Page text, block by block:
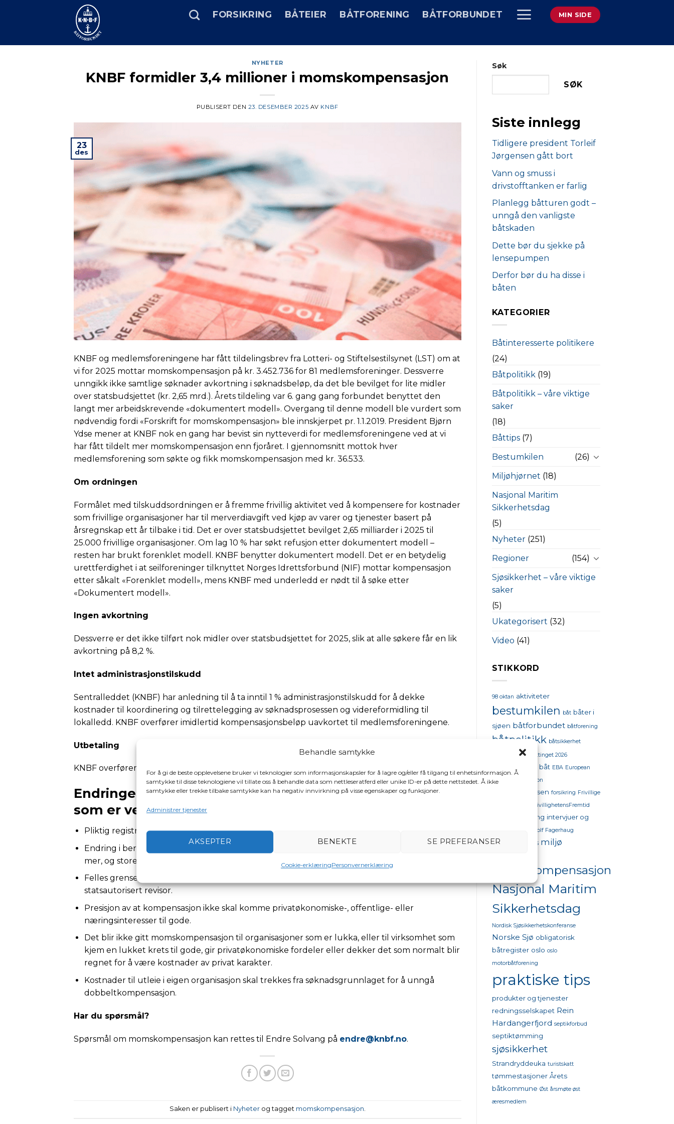
Behandle samtykke
For å gi de beste opplevelsene bruker vi teknologier som informasjonskapsler for å lagre og/eller få tilgang til enhetsinformasjon. Å
samtykke til disse teknologiene vil tillate oss å behandle data som nettleseratferd eller unike ID-er på dette nettstedet. Å ikke
samtykke eller trekke tilbake samtykke kan ha negativ innvirkning på visse egenskaper og funksjoner.
Administrer tjenester
AKSEPTER BENEKTE SE PREFERANSER
Cookie-erklæringPersonvernerklæring
FORSIKRING BÅTEIER BÅTFORENING BÅTFORBUNDET MIN SIDE
NYHETER
KNBF formidler 3,4 millioner i momskompensasjon
PUBLISERT DEN 23. DESEMBER 2025 AV KNBF
23
des
KNBF og medlemsforeningene har fått tildelingsbrev fra Lotteri- og Stiftelsestilsynet (LST) om at
vi for 2025 mottar momskompensasjon på kr. 3.452.736 for 81 medlemsforeninger. Dessverre
unngikk ikke samtlige søknader avkortning i søknadsbeløp, da det ble bevilget for lite midler
over statsbudsjettet (kr. 2,65 mrd.). Årets tildeling var 6. gang gang forbundet benyttet den
langt mer arbeidskrevende «dokumentert modell». Overgang til denne modell ble vurdert som
nødvendig fordi «Forskrift for momskompensasjon» ble innskjerpet pr. 1.1.2019. President Bjørn
Ydse mener at KNBF nok en gang har bevist sin nytteverdi for medlemsforeningene ved at vi
har fått tildelt mer momskompensasjon enn fjoråret. I gjennomsnitt mottok hver
medlemsforening som søkte og fikk momskompensasjon med kr. 36.533.
Om ordningen
Formålet med tilskuddsordningen er å fremme frivillig aktivitet ved å kompensere for kostnader
som frivillige organisasjoner har til merverdiavgift ved kjøp av varer og tjenester basert på
årsregnskap ett år tilbake i tid. Det er over statsbudsjettet bevilget 2,65 milliarder i 2025 til
25.000 frivillige organisasjoner. Om lag 10 % har søkt refusjon etter dokumentert modell –
resten har brukt forenklet modell. KNBF benytter dokumentert modell. Det er en betydelig
urettferdighet i at seilforeninger tilknyttet Norges Idrettsforbund (NIF) mottar kompensasjon
etter såkalt «Forenklet modell», mens KNBF med underledd er nødt til å søke etter
«Dokumentert modell».
Ingen avkortning
Dessverre er det ikke tilført nok midler over statsbudsjettet for 2025, slik at alle søkere får en lik
avkortning på 8,2 %.
Intet administrasjonstilskudd
Sentralleddet (KNBF) har anledning til å ta inntil 1 % administrasjonstilskudd for å dekke
kostnader til koordinering og tilrettelegging av søknadsprosessen og videreformidling til
lokalledd. KNBF overfører imidlertid kompensasjonsbeløp uavkortet til medlemsforeningene.
Utbetaling
KNBF overfører momskompensasjon til alle medlemsforeninger fortløpende fra 22.12.2025.
Endringer i forskrift for momskompensasjon av 1.1.2019
som er verdt å merke seg
Pliktig registrering i Frivilligregisteret for alle mottakere, også underledd.
Endring i beregningsmodell – betyr en omfordeling der små organisasjoner samla sett får litt
mer, og store organisasjoner samla sett får litt mindre.
Felles grense på 5 mill. kroner i driftskostnader for krav om revisjon av registrert eller
statsautorisert revisor.
Presisjon av at kompensasjon ikke skal komme privatøkonomiske-, offentlige- eller
næringsinteresser til gode.
Det blir ikke gitt momskompensasjon til organisasjoner som er lukka, eller til virksomhet som
kjem en lukket krets til gode, gir privatøkonomiske fordeler eller dekker det som normalt blir
regnet for å være kostnader av privat karakter.
Kostnader til utleie i eigen organisasjon skal trekkes fra søknadsgrunnlaget for å unngå
dobbeltkompensasjon.
Har du spørsmål?
Spørsmål om momskompensasjon kan rettes til Endre Solvang på endre@knbf.no.
Saken er publisert i Nyheterog tagget momskompensasjon
Søk
SØK
Siste innlegg
Tidligere president Torleif
Jørgensen gått bort
Vann og smuss i
drivstofftanken er farlig
Planlegg båtturen godt –
unngå den vanligste
båtskaden
Dette bør du sjekke på
lensepumpen
Derfor bør du ha disse i
båten
KATEGORIER
Båtinteresserte politikere
(24)
Båtpolitikk(19)
Båtpolitikk – våre viktige
saker
(18)
Båttips(7)
Bestumkilen
(26)
Miljøhjørnet (18)
Nasjonal Maritim
Sikkerhetsdag
(5)
Nyheter(251)
Regioner
(154)
Sjøsikkerhet – våre viktige
saker
(5)
Ukategorisert (32)
Video (41)
STIKKORD
98 oktan aktiviteter
bestumkilen båt båter i
sjøen båtforbundet båtforening
båtpolitikk båtsikkerhet
båttinget båttinget 2026
drivstoffpriser båt EBA European
Boating Association
flytekonferansen forsikring Frivillige
FrivillighetensFremtid
Havneforsikring intervjuer og
Jørg Eyolf Fagerhaug
kvinner til sjøs miljø
momskompensasjon
Nasjonal Maritim
Sikkerhetsdag
Nordisk Sjøsikkerhetskonferanse
Norske Sjø obligatorisk
båtregister oslo oslo
motorbåtforening
praktiske tips
produkter og tjenester
redningsselskapet Rein
Hardangerfjord septikforbud
septiktømming
sjøsikkerhet
Strandryddeuka turistskatt
tømmestasjoner Årets
båtkommune Øst årsmøte øst
æresmedlem